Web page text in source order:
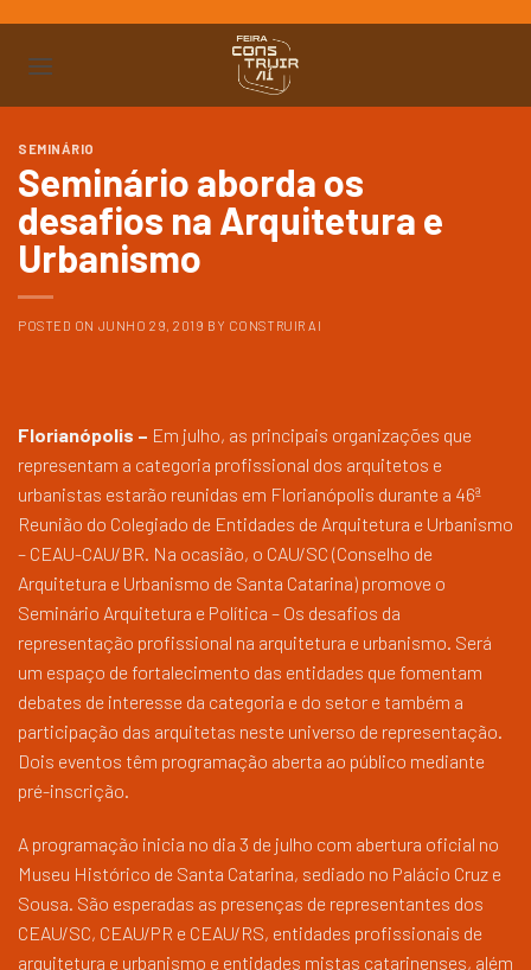
para
SEMINÁRIO
Seminário aborda os
desafios na Arquitetura e
Urbanismo
POSTED ON JUNHO 29, 2019 BY CONSTRUIR AI
Florianópolis – Em julho, as principais organizações que
representam a categoria profissional dos arquitetos e
urbanistas estarão reunidas em Florianópolis durante a 46ª
Reunião do Colegiado de Entidades de Arquitetura e Urbanismo
– CEAU-CAU/BR. Na ocasião, o CAU/SC (Conselho de
Arquitetura e Urbanismo de Santa Catarina) promove o
Seminário Arquitetura e Política – Os desafios da
representação profissional na arquitetura e urbanismo. Será
um espaço de fortalecimento das entidades que fomentam
debates de interesse da categoria e do setor e também a
participação das arquitetas neste universo de representação.
Dois eventos têm programação aberta ao público mediante
pré-inscrição.
A programação inicia no dia 3 de julho com abertura oficial no
Museu Histórico de Santa Catarina, sediado no Palácio Cruz e
Sousa. São esperadas as presenças de representantes dos
CEAU/SC, CEAU/PR e CEAU/RS, entidades profissionais de
arquitetura e urbanismo e entidades mistas catarinenses, além